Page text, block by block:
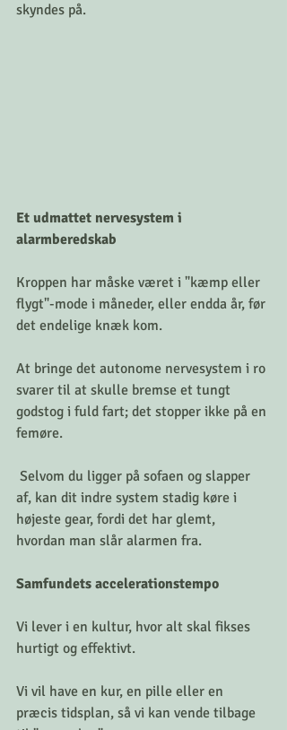
skyndes på.
Et udmattet nervesystem i
alarmberedskab
Kroppen har måske været i "kæmp eller
flygt"-mode i måneder, eller endda år, før
det endelige knæk kom.
At bringe det autonome nervesystem i ro
svarer til at skulle bremse et tungt
godstog i fuld fart; det stopper ikke på en
femøre.
af, kan dit indre system stadig køre i
højeste gear, fordi det har glemt,
hvordan man slår alarmen fra.
Samfundets accelerationstempo
Vi lever i en kultur, hvor alt skal fikses
hurtigt og effektivt.
Vi vil have en kur, en pille eller en
præcis tidsplan, så vi kan vende tilbage